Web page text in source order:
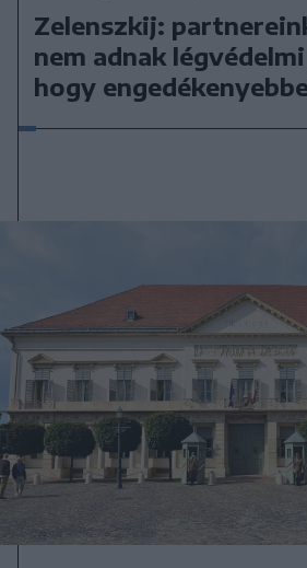
Zelenszkij:
nem adnak
hogy